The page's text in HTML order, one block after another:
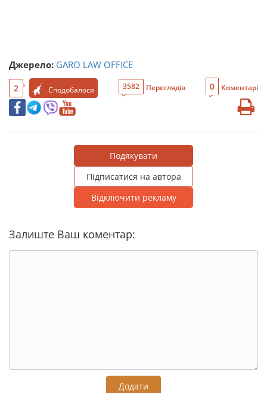
Джерело: GARO LAW OFFICE
2 Сподобалося 3582 Переглядів 0 Коментарі
Подякувати
Підписатися на автора
Відключити рекламу
Залиште Ваш коментар:
Додати